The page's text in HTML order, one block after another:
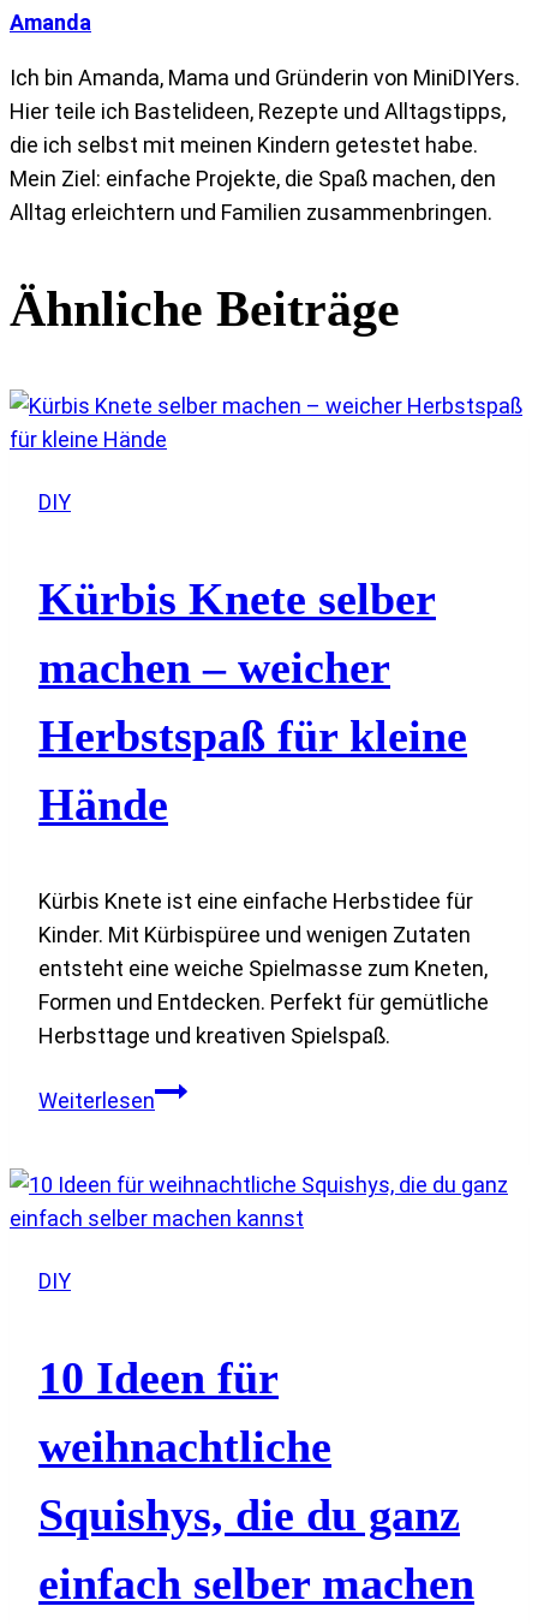
Amanda
Ich bin Amanda, Mama und Gründerin von MiniDIYers.
Hier teile ich Bastelideen, Rezepte und Alltagstipps,
die ich selbst mit meinen Kindern getestet habe.
Mein Ziel: einfache Projekte, die Spaß machen, den
Alltag erleichtern und Familien zusammenbringen.
Ähnliche Beiträge
DIY
Kürbis Knete selber
machen – weicher
Herbstspaß für kleine
Hände
Kürbis Knete ist eine einfache Herbstidee für
Kinder. Mit Kürbispüree und wenigen Zutaten
entsteht eine weiche Spielmasse zum Kneten,
Formen und Entdecken. Perfekt für gemütliche
Herbsttage und kreativen Spielspaß.
WeiterlesenKürbis
machen
–
Hände
DIY
10 Ideen für
weihnachtliche
Squishys, die du ganz
einfach selber machen